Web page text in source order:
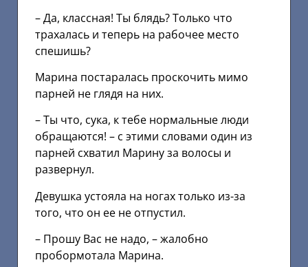
– Да, классная! Ты блядь? Только что
трахалась и теперь на рабочее место
спешишь?
Марина постаралась проскочить мимо
парней не глядя на них.
– Ты что, сука, к тебе нормальные люди
обращаются! – с этими словами один из
парней схватил Марину за волосы и
развернул.
Девушка устояла на ногах только из-за
того, что он ее не отпустил.
– Прошу Вас не надо, – жалобно
пробормотала Марина.